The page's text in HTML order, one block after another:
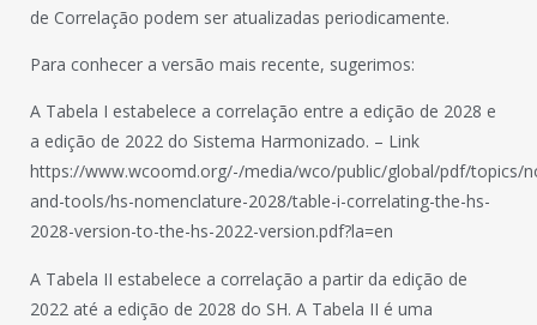
de Correlação podem ser atualizadas periodicamente.
Para conhecer a versão mais recente, sugerimos:
A Tabela I estabelece a correlação entre a edição de 2028 e
a edição de 2022 do Sistema Harmonizado. – Link
https://www.wcoomd.org/-/media/wco/public/global/pdf/topics/
and-tools/hs-nomenclature-2028/table-i-correlating-the-hs-
2028-version-to-the-hs-2022-version.pdf?la=en
A Tabela II estabelece a correlação a partir da edição de
2022 até a edição de 2028 do SH. A Tabela II é uma